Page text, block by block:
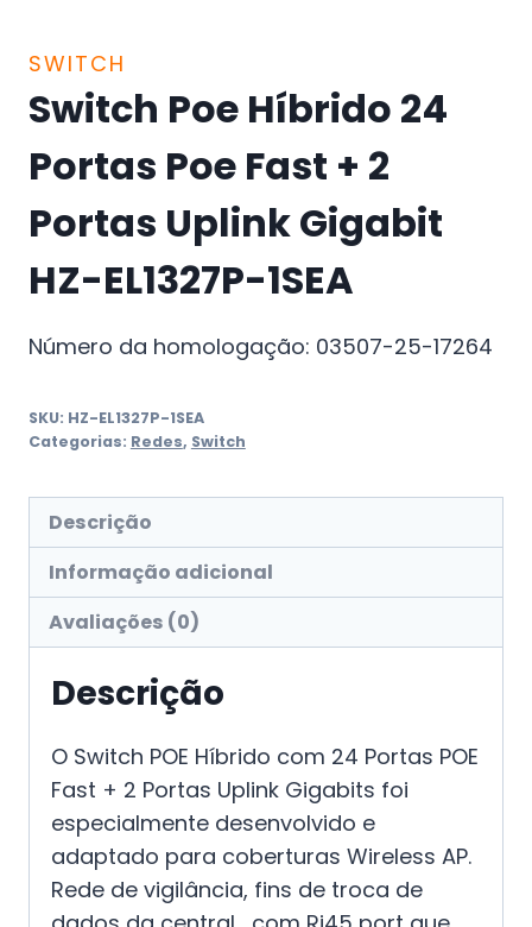
SWITCH
Switch Poe Híbrido 24
Portas Poe Fast + 2
Portas Uplink Gigabit
HZ-EL1327P-1SEA
Número da homologação: 03507-25-17264
SKU: HZ-EL1327P-1SEA
Categorias: Redes, Switch
Descrição
Informação adicional
Avaliações (0)
Descrição
O Switch POE Híbrido com 24 Portas POE
Fast + 2 Portas Uplink Gigabits foi
especialmente desenvolvido e
adaptado para coberturas Wireless AP.
Rede de vigilância, fins de troca de